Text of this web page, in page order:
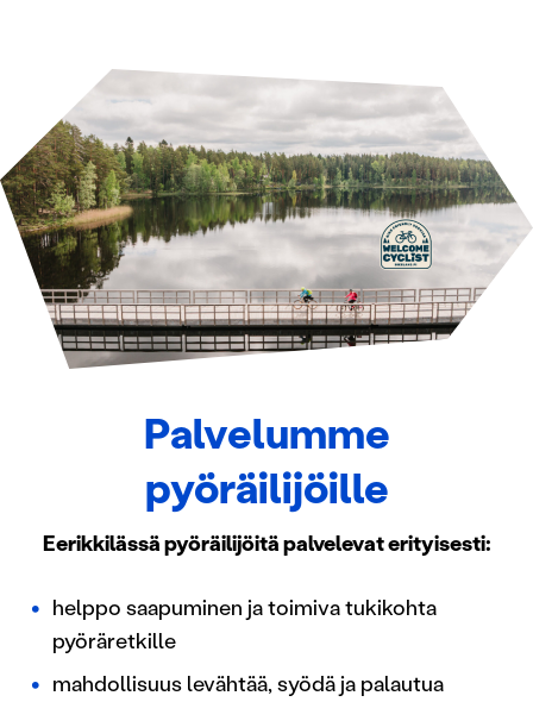
Palvelumme
pyöräilijöille
Eerikkilässä pyöräilijöitä palvelevat erityisesti:
helppo saapuminen ja toimiva tukikohta
pyöräretkille
mahdollisuus levähtää, syödä ja palautua